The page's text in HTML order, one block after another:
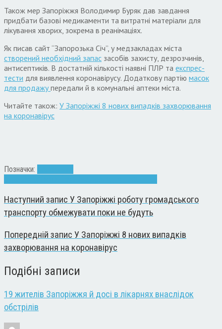
Також мер Запоріжжя Володимир Буряк дав завдання
придбати базові медикаменти та витратні матеріали для
лікування хворих, зокрема в реанімаціях.
Як писав сайт “Запорозька Січ”, у медзакладах міста
створений необхідний запас засобів захисту, дезрозчинів,
антисептиків. В достатній кількості наявні ПЛР та експрес-
тести для виявлення коронавірусу. Додаткову партію масок
для продажупередали й в комунальні аптеки міста.
Читайте також: У Запоріжжі 8 нових випадків захворювання
на коронавірус
Позначки:
Наступний запис У Запоріжжі роботу громадського
транспорту обмежувати поки не будуть
Попередній запис У Запоріжжі 8 нових випадків
захворювання на коронавірус
Подібні записи
19 жителів Запоріжжя й досі в лікарнях внаслідок
обстрілів